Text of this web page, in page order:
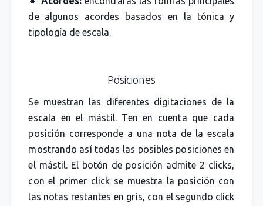
de algunos acordes basados en la tónica y
tipología de escala.
Posiciones
Se muestran las diferentes digitaciones de la
escala en el mástil. Ten en cuenta que cada
posición corresponde a una nota de la escala
mostrando así todas las posibles posiciones en
el mástil. El botón de posición admite 2 clicks,
con el primer click se muestra la posición con
las notas restantes en gris, con el segundo click